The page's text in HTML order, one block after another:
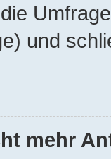
und
mehr